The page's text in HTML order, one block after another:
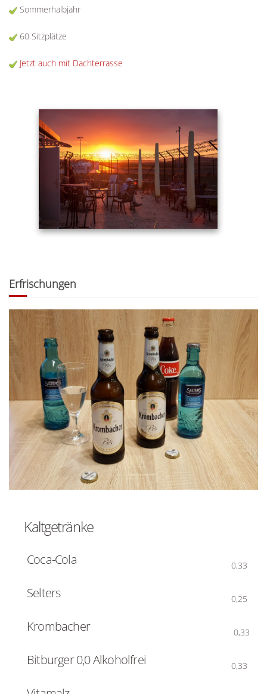
Sommerhalbjahr
60 Sitzplätze
Jetzt auch mit Dachterrasse
Erfrischungen
Kaltgetränke
Coca-Cola 0,33
Selters 0,25
Krombacher 0,33
Bitburger 0,0 Alkoholfrei 0,33